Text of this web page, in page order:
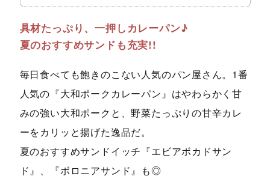
具材たっぷり、一押しカレーパン♪
夏のおすすめサンドも充実!!
毎日食べても飽きのこない人気のパン屋さん。1番
人気の『大和ポークカレーパン』はやわらかく甘
みの強い大和ポークと、野菜たっぷりの甘辛カレ
ーをカリッと揚げた逸品だ。
夏のおすすめサンドイッチ『エビアボカドサン
ド』、『ボロニアサンド』も◎